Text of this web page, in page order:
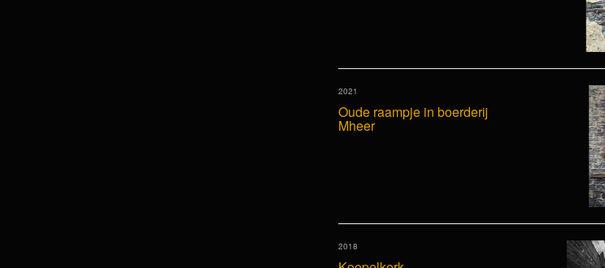
Oude raampje in boerderij
Mheer
2021
2018